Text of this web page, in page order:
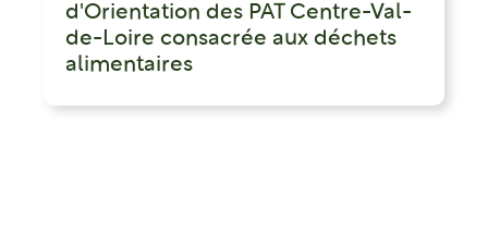
d'Orientation des PAT Centre-Val-
de-Loire consacrée aux déchets
alimentaires